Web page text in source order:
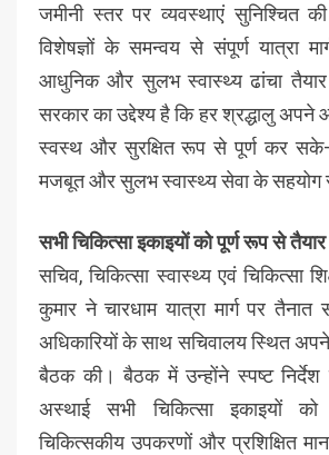
जमीनी स्तर पर व्यवस्थाएं सुनिश्चित
विशेषज्ञों के समन्वय से संपूर्ण यात्रा
आधुनिक और सुलभ स्वास्थ्य ढांचा तैयार
सरकार का उद्देश्य है कि हर श्रद्धालु अपने
स्वस्थ और सुरक्षित रूप से पूर्ण कर
मजबूत और सुलभ स्वास्थ्य सेवा के सहयोग
सभी चिकित्सा इकाइयों को पूर्ण रूप से
सचिव, चिकित्सा स्वास्थ्य एवं चिकित्सा
कुमार ने चारधाम यात्रा मार्ग पर तैनात
अधिकारियों के साथ सचिवालय स्थित अपने
बैठक की। बैठक में उन्होंने स्पष्ट
अस्थाई सभी चिकित्सा इकाइयों
चिकित्सकीय उपकरणों और प्रशिक्षित